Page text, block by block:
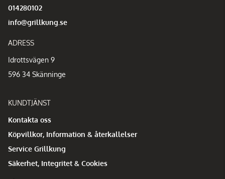
014280102
info@grillkung.se
ADRESS
Idrottsvägen 9
596 34 Skänninge
KUNDTJÄNST
Kontakta oss
Köpvillkor, Information & återkallelser
Service Grillkung
Säkerhet, Integritet & Cookies